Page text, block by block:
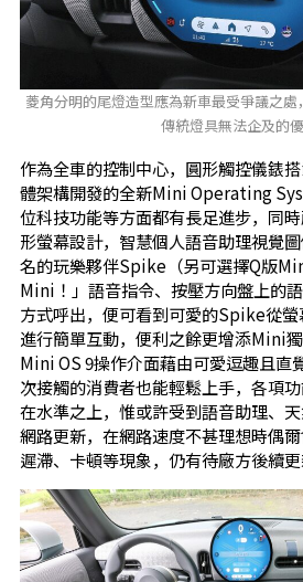
菱角分明的尾燈造型應為新車最受爭議之
傳統燈具無法企及的優
作為全車的控制中心，圓形觸控儀錶
體架構開發的全新Mini Operating
位科技功能等方面都有長足進步，同
形螢幕設計，智慧個人語音助理視覺
名的玩樂夥伴Spike（另可選擇Q版
Mini！」語音指令、按壓方向盤上的
方式呼出，便可看到可愛的Spike從
進行簡單互動，便利之餘更增添Mini
Mini OS 9操作介面藉由可愛逗趣且直
次接觸的消費者也能輕鬆上手，各項
在水準之上，惟或許受到語音助理、
網路更新，在網路速度不甚理想時偶
遲滯、卡頓等現象，仍有待廠方後續更